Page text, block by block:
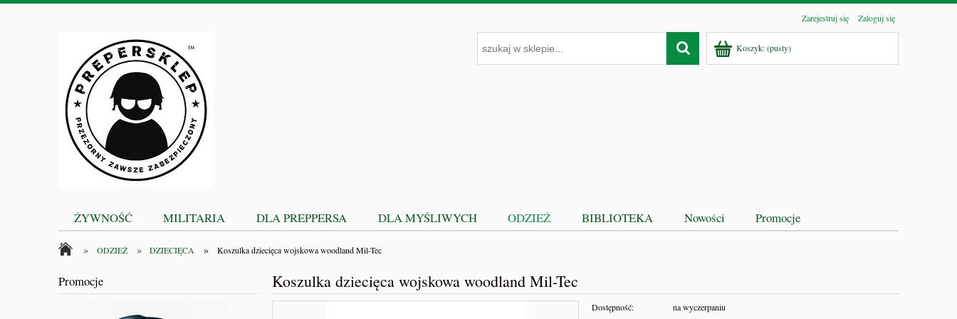
Zarejestruj się Zaloguj się
Koszyk:(pusty)
ŻYWNOŚĆ MILITARIA DLA PREPPERSA DLA MYŚLIWYCH ODZIEŻ BIBLIOTEKA Nowości Promocje
» ODZIEŻ » DZIECIĘCA » Koszulka dziecięca wojskowa woodland Mil-Tec
Promocje Koszulka dziecięca wojskowa woodland Mil-Tec
Dostępność: na wyczerpaniu